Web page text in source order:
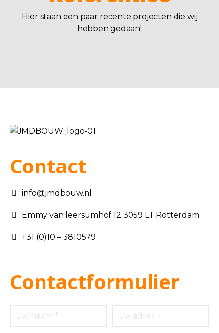
Hier staan een paar recente projecten die wij
hebben gedaan!
Contact
info@jmdbouw.nl
Emmy van leersumhof 12 3059 LT Rotterdam
+31 (0)10 – 3810579
Contactformulier